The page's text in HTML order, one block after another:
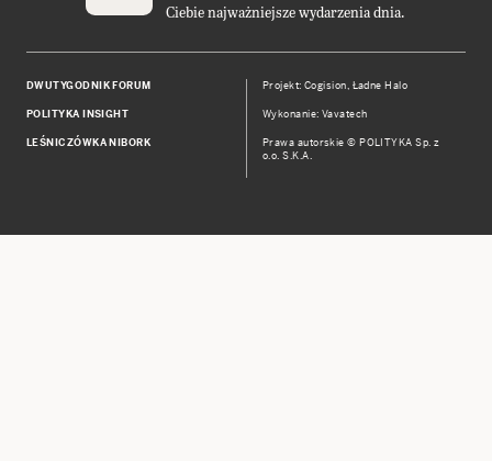
Ciebie najważniejsze wydarzenia dnia.
DWUTYGODNIK FORUM
POLITYKA INSIGHT
LEŚNICZÓWKA NIBORK
Projekt:Cogision, Ładne Halo
Wykonanie: Vavatech
Prawa autorskie © POLITYKA Sp. z
o.o. S.K.A.